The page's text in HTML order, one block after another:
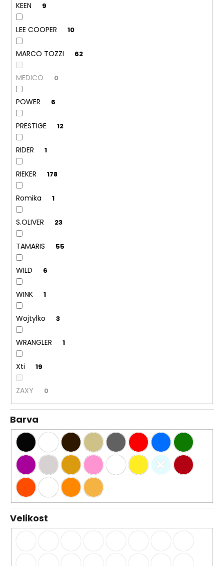
KEEN 9
LEE COOPER 10
MARCO TOZZI 62
MEDICO 0
POWER 6
PRESTIGE 12
RIDER 1
RIEKER 178
Romika 1
S.OLIVER 23
TAMARIS 55
WILD 6
WINK 1
Wojtylko 3
WRANGLER 1
Xti 19
ZAXY 0
Barva
Velikost